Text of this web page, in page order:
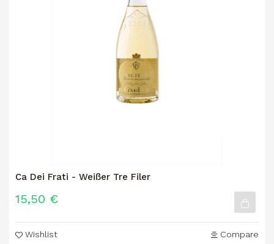
Ca Dei Frati - Weißer Tre Filer
15,50 €
Wishlist Compare